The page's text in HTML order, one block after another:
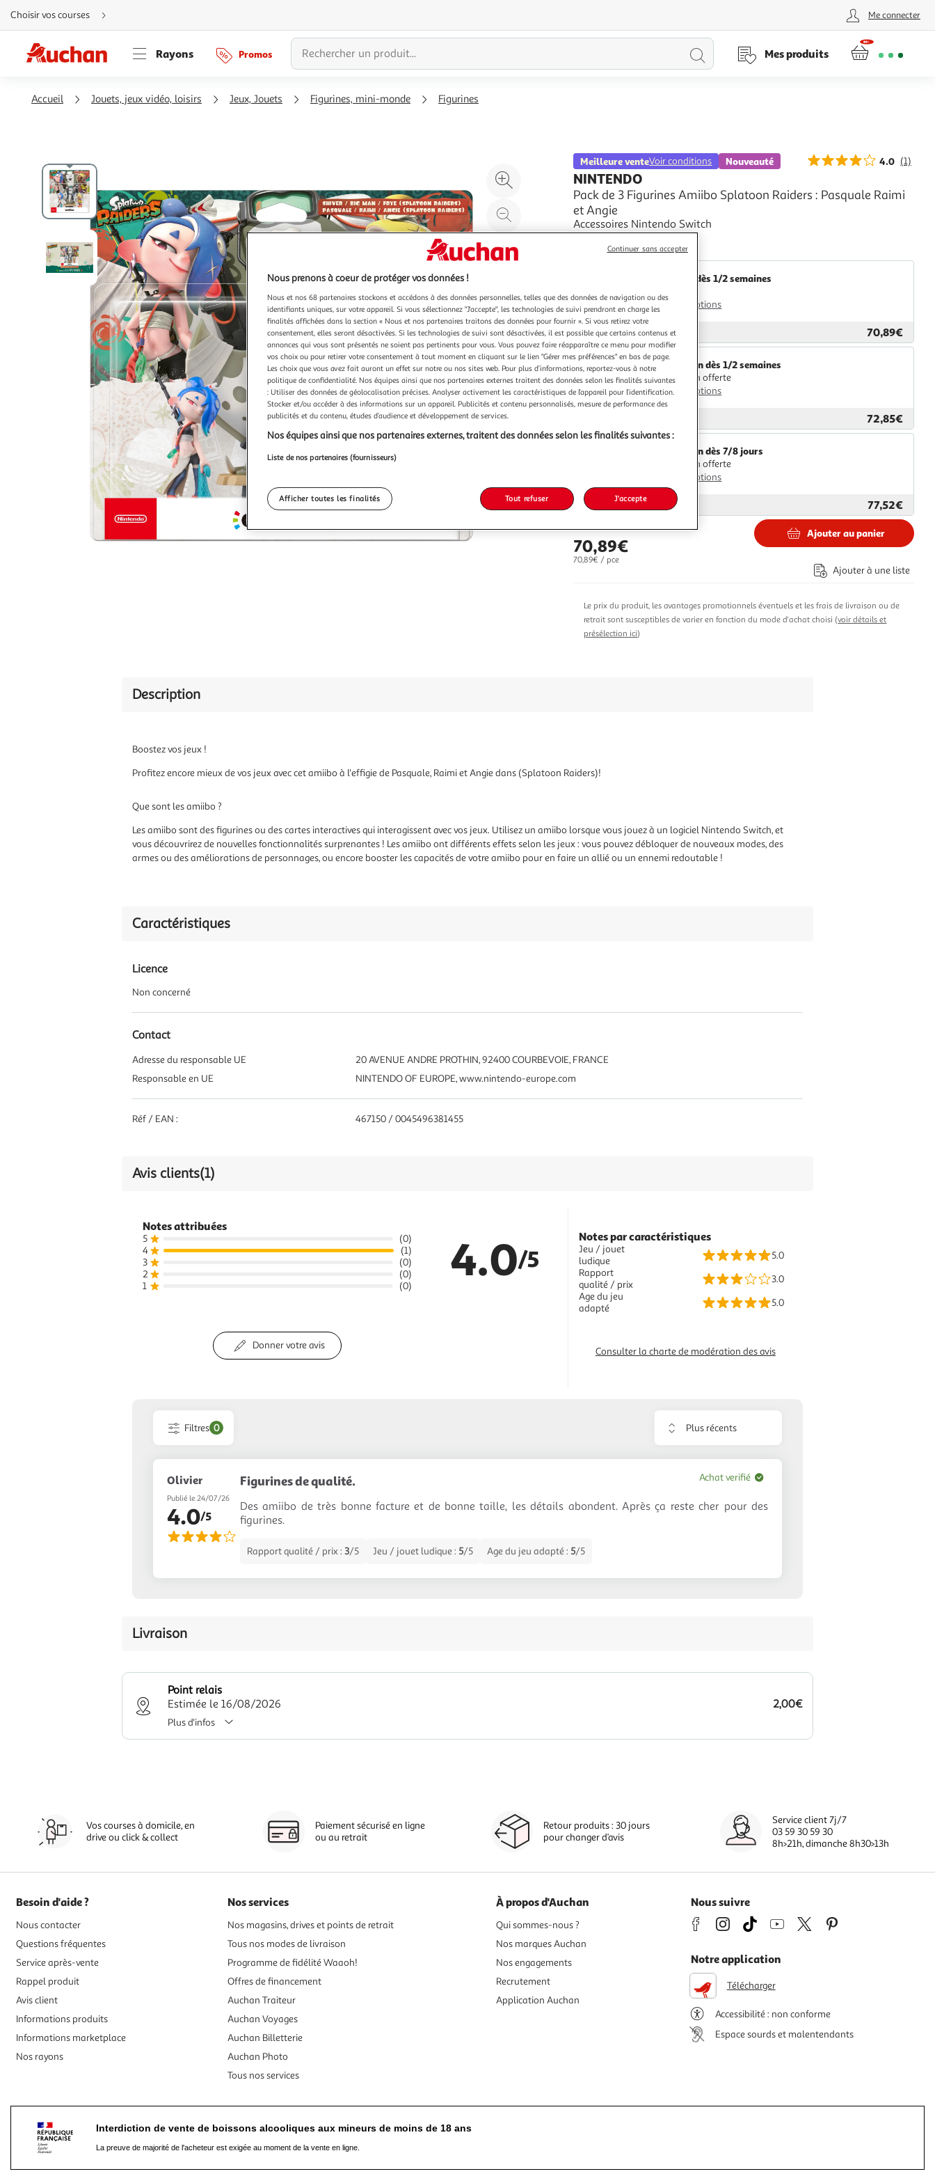
Aller
directement
au
Aller
directement
à
Aller
directement
rubrique
Choisir vos courses Me connecter
Rayons Promos
Lancer
Mes produits
Accueil Jouets, jeux vidéo, loisirs Jeux, Jouets Figurines, mini-monde Figurines
Agrandir
l'illustration
200%
l'illustration
à
100
Partager
le
Meilleure venteVoir conditions Nouveauté 4.0 (1)
NINTENDO
Pack de 3 Figurines Amiibo Splatoon Raiders : Pasquale Raimi
et Angie
Accessoires Nintendo Switch
Vendu parMultishop
Retrait dès 1/2 semaines
Plus d'options
Vendu parMultishop 70,89€
Livraison dès 1/2 semaines
Livraison offerte
Plus d'options
72,85€
Livraison dès 7/8 jours
Livraison offerte
Plus d'options
Vendu parM25 77,52€
70,89€
70,89€ / pce
Ajouter au panier
Ajouter à une liste
Le prix du produit, les avantages promotionnels éventuels et les frais de livraison ou de
retrait sont susceptibles de varier en fonction du mode d'achat choisi (voir détails et
présélection ici)
Description
Boostez vos jeux !
Profitez encore mieux de vos jeux avec cet amiibo à l'effigie de Pasquale, Raimi et Angie dans (Splatoon Raiders)!
Que sont les amiibo ?
Les amiibo sont des figurines ou des cartes interactives qui interagissent avec vos jeux. Utilisez un amiibo lorsque vous jouez à un logiciel Nintendo Switch, et
vous découvrirez de nouvelles fonctionnalités surprenantes ! Les amiibo ont différents effets selon les jeux : vous pouvez débloquer de nouveaux modes, des
armes ou des améliorations de personnages, ou encore booster les capacités de votre amiibo pour en faire un allié ou un ennemi redoutable !
Caractéristiques
Licence
Non concerné
Contact
Adresse du responsable UE
20 AVENUE ANDRE PROTHIN, 92400 COURBEVOIE, FRANCE
Responsable en UE
NINTENDO OF EUROPE, www.nintendo-europe.com
Réf / EAN : 467150 / 0045496381455
Avis clients(1)
Notes attribuées
5
(0)
4
(1)
3
(0)
2
(0)
1
(0)
4.0/5
Donner votre avis
Notes par caractéristiques
Jeu / jouet
ludique
5.0
Rapport
qualité / prix
3.0
Age du jeu
adapté
5.0
Consulter la charte de modération des avis
Filtres 0
Trier
avis
Olivier
Publié le 24/07/26
4.0/5
Figurines de qualité.
Des amiibo de très bonne facture et de bonne taille, les détails abondent. Après ça reste cher pour des
figurines.
Rapport qualité / prix : 3/5 Jeu / jouet ludique : 5/5 Age du jeu adapté : 5/5
Achat verifié
Livraison
Point relais
Estimée le 16/08/2026
2,00€
Plus d'infos
Vos courses à domicile, en
drive ou click & collect
Paiement sécurisé en ligne
ou au retrait
Retour produits : 30 jours
pour changer d’avis
Service client 7j/7
03 59 30 59 30
8h>21h, dimanche 8h30>13h
Besoin d'aide ?
Nous contacter
Questions fréquentes
Service après-vente
Rappel produit
Avis client
Informations produits
Informations marketplace
Nos rayons
Nos services
Nos magasins, drives et points de retrait
Tous nos modes de livraison
Programme de fidélité Waaoh!
Offres de financement
Auchan Traiteur
Auchan Voyages
Auchan Billetterie
Auchan Photo
Tous nos services
À propos d'Auchan
Qui sommes-nous ?
Nos marques Auchan
Nos engagements
Recrutement
Application Auchan
Nous suivre
Notre application
Télécharger
Accessibilité : non conforme
Espace sourds et malentendants
Interdiction de vente de boissons alcooliques aux mineurs de moins de 18 ans
La preuve de majorité de l'acheteur est exigée au moment de la vente en ligne.
Nous prenons à coeur de protéger vos données !
Nous et nos 68 partenaires stockons et accédons à des données personnelles, telles que des données de navigation ou des
identifiants uniques, sur votre appareil. Si vous sélectionnez "J'accepte", les technologies de suivi prendront en charge les
finalités affichées dans la section « Nous et nos partenaires traitons des données pour fournir ». Si vous retirez votre
consentement, elles seront désactivées. Si les technologies de suivi sont désactivées, il est possible que certains contenus et
annonces qui vous sont présentés ne soient pas pertinents pour vous. Vous pouvez faire réapparaître ce menu pour modifier
vos choix ou pour retirer votre consentement à tout moment en cliquant sur le lien "Gérer mes préférences" en bas de page.
Les choix que vous avez fait auront un effet sur notre ou nos sites web. Pour plus d’informations, reportez-vous à notre
politique de confidentialité. Nos équipes ainsi que nos partenaires externes traitent des données selon les finalités suivantes
: Utiliser des données de géolocalisation précises. Analyser activement les caractéristiques de l’appareil pour l’identification.
Stocker et/ou accéder à des informations sur un appareil. Publicités et contenu personnalisés, mesure de performance des
publicités et du contenu, études d’audience et développement de services.
Nos équipes ainsi que nos partenaires externes, traitent des données selon les finalités suivantes :
Liste de nos partenaires (fournisseurs)
Afficher toutes les finalités Tout refuser J'accepte
Continuer sans accepter